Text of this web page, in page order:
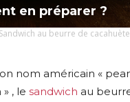
en préparer ?
Sandwich au beurre de
nom américain «
, le sandwich au